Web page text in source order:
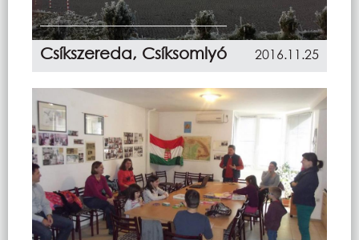
Csíkszereda, Csíksomlyó 2016.11.25